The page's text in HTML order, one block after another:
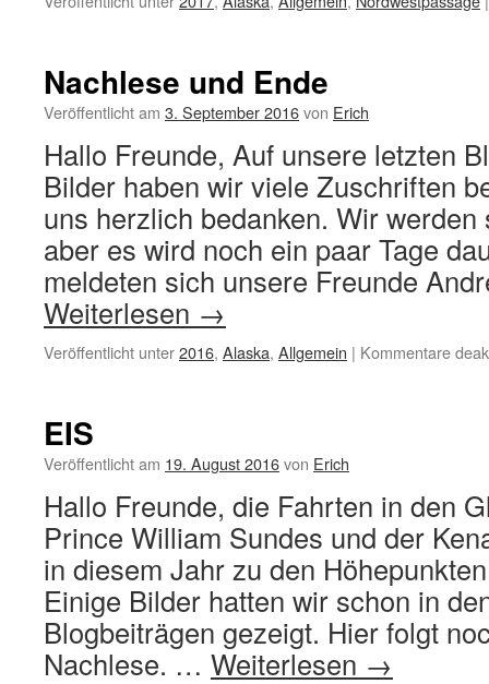
Nachlese und Ende
Veröffentlicht am 3. September 2016von Erich
Hallo Freunde, Auf unsere letzten
Bilder haben wir viele Zuschriften
uns herzlich bedanken. Wir
aber es wird noch ein paar Tage
meldeten sich unsere Freunde
Weiterlesen →
Veröffentlicht unter2016, Alaska, Allgemein | Kommentare
EIS
Veröffentlicht am 19. August 2016von Erich
Hallo Freunde, die Fahrten in den
Prince William Sundes und der
in diesem Jahr zu den
Einige Bilder hatten wir schon in
Blogbeiträgen gezeigt. Hier folgt
Nachlese. … Weiterlesen →